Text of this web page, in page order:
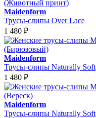
Maidenform
Трусы-слипы Over Lace
1 480 ₽
Maidenform
Трусы-слипы Naturally Soft
1 480 ₽
Maidenform
Трусы-слипы Naturally Soft